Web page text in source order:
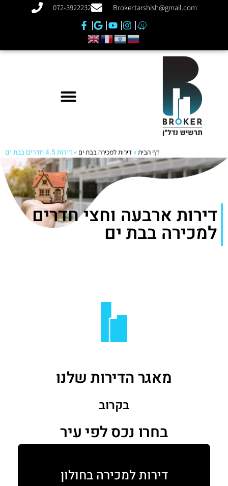
072-3922232 Broker.tarshish@gmail.com
דף הבית»דירות למכירה בבת ים »דירות 4.5 חדרים בבת ים
דירות ארבעה וחצי חדרים
למכירה בבת ים
מאגר הדירות שלנו
בקרוב
בחרו נכס לפי עיר
דירות למכירה בחולון